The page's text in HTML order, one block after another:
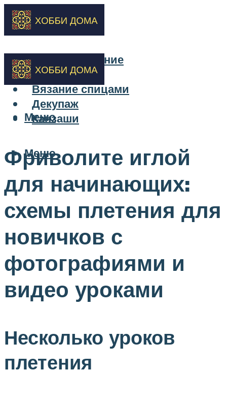
Бисероплетение
Вышивка
Вязание спицами
Декупаж
Канзаши
Меню
Меню
Фриволите иглой
для начинающих:
схемы плетения для
новичков с
фотографиями и
видео уроками
Несколько уроков
плетения